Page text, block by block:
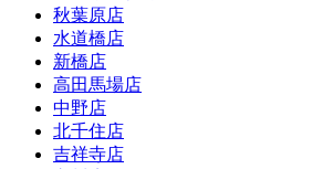
秋葉原店
水道橋店
新橋店
高田馬場店
中野店
北千住店
吉祥寺店